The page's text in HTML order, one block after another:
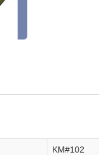
KM#102